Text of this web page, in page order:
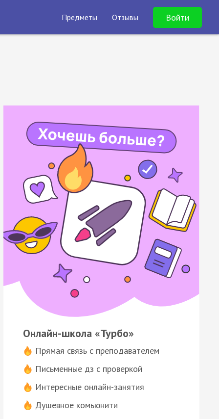
Предметы Отзывы Войти
Онлайн-школа «Турбо»
Прямая связь с преподавателем
Письменные дз с проверкой
Интересные онлайн-занятия
Душевное комьюнити